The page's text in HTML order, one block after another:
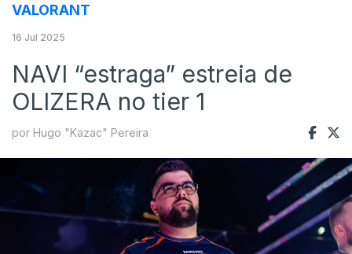
VALORANT
16 Jul 2025
NAVI “estraga” estreia de
OLIZERA no tier 1
por Hugo "Kazac" Pereira